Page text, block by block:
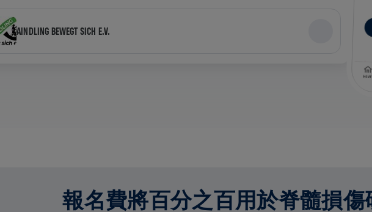
AINDLING BEWEGT SICH E.V.
報名費將百分之百用於脊髓損傷